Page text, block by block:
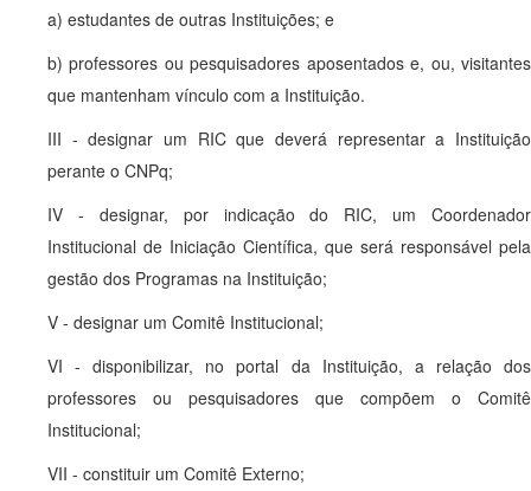
a) estudantes de outras Instituições; e
b) professores ou pesquisadores aposentados e, ou, visitantes
que mantenham vínculo com a Instituição.
III - designar um RIC que deverá representar a Instituição
perante o CNPq;
IV - designar, por indicação do RIC, um Coordenador
Institucional de Iniciação Científica, que será responsável pela
gestão dos Programas na Instituição;
V - designar um Comitê Institucional;
VI - disponibilizar, no portal da Instituição, a relação dos
professores ou pesquisadores que compõem o Comitê
Institucional;
VII - constituir um Comitê Externo;